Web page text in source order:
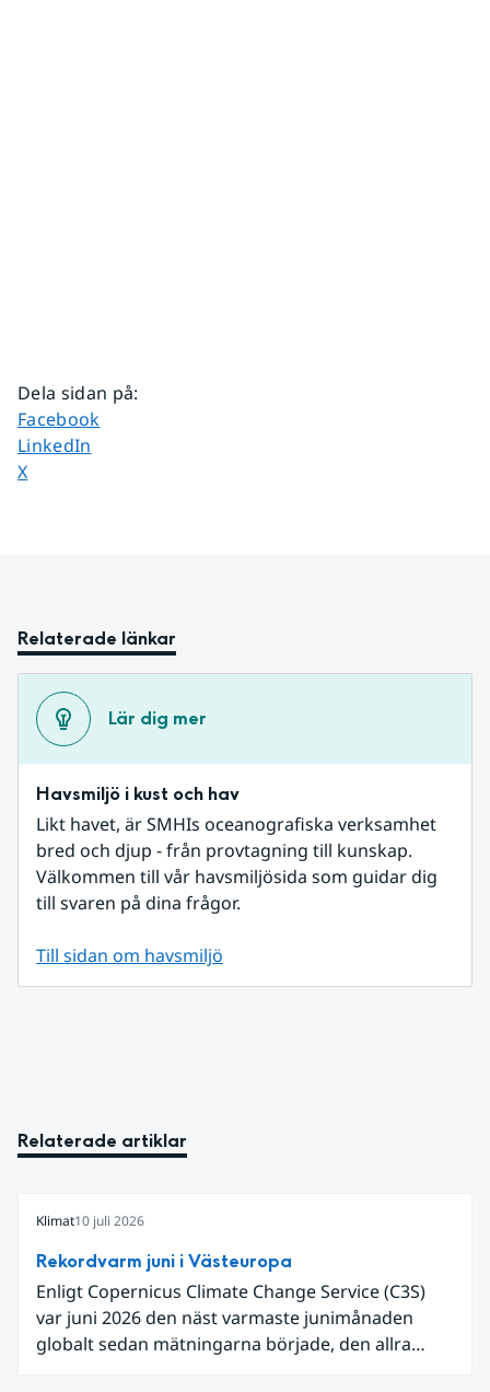
Dela sidan på:
Dela sidan på
Facebook
Dela sidan på
LinkedIn
Dela sidan på
X
Relaterade länkar
Lär dig mer
Havsmiljö i kust och hav
Likt havet, är SMHIs oceanografiska verksamhet
bred och djup - från provtagning till kunskap.
Välkommen till vår havsmiljösida som guidar dig
till svaren på dina frågor.
Till sidan om havsmiljö
Relaterade artiklar
Klimat10 juli 2026
Rekordvarm juni i Västeuropa
Enligt Copernicus Climate Change Service (C3S)
var juni 2026 den näst varmaste junimånaden
globalt sedan mätningarna började, den allra